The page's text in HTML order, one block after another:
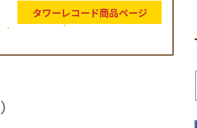
タワーレコード商品ページ